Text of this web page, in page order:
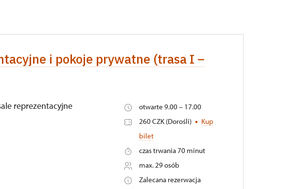
i pokoje prywatne (trasa I –
reprezentacyjne
otwarte 9.00 – 17.00
260 CZK (Dorośli)
Kup
bilet
czas trwania 70 minut
max. 29 osób
Zalecana rezerwacja